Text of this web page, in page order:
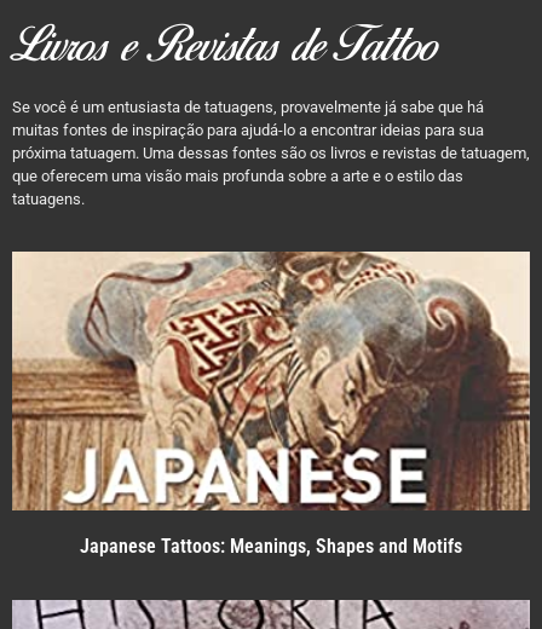
Livros e Revistas de Tattoo
Se você é um entusiasta de tatuagens, provavelmente já sabe que há
muitas fontes de inspiração para ajudá-lo a encontrar ideias para sua
próxima tatuagem. Uma dessas fontes são os livros e revistas de tatuagem,
que oferecem uma visão mais profunda sobre a arte e o estilo das
tatuagens.
Japanese Tattoos: Meanings, Shapes and Motifs